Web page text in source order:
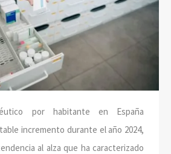
por habitante en España
incremento durante el año 2024,
al alza que ha caracterizado